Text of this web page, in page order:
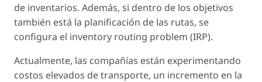
de inventarios. Además, si dentro de los objetivos
también está la planificación de las rutas, se
configura el inventory routing problem (IRP).
Actualmente, las compañías están experimentando
costos elevados de transporte, un incremento en la